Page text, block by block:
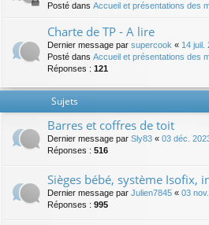
Posté dans Accueil et présentations des
Charte de TP - A lire
Dernier message par supercook « 14 juil.
Posté dans Accueil et présentations des
Réponses : 121
Sujets
Barres et coffres de toit
Dernier message par Sly83 « 03 déc.
Réponses : 516
Sièges bébé, système Isofix,
Dernier message par Julien7845 « 03
Réponses : 995